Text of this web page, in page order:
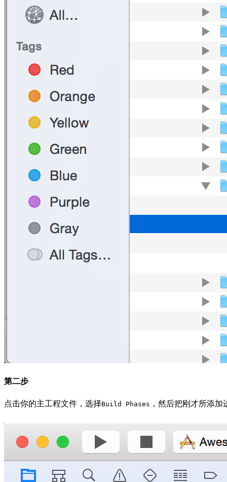
第二步
点击你的主工程文件，选择Build Phases ，然后把刚才所添加